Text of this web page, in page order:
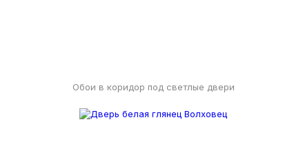
Обои в коридор под светлые двери